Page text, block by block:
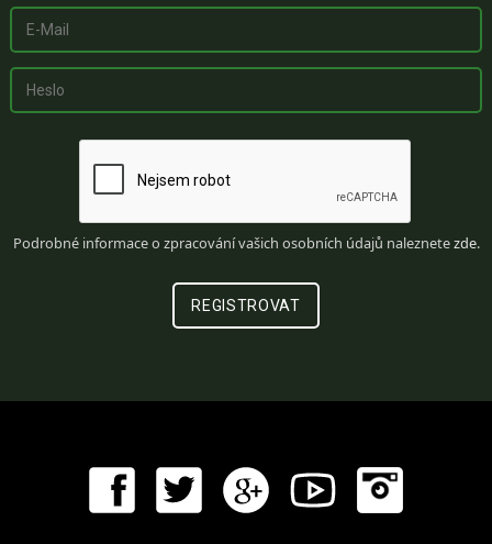
Podrobné informace o zpracování vašich osobních údajů naleznetezde.